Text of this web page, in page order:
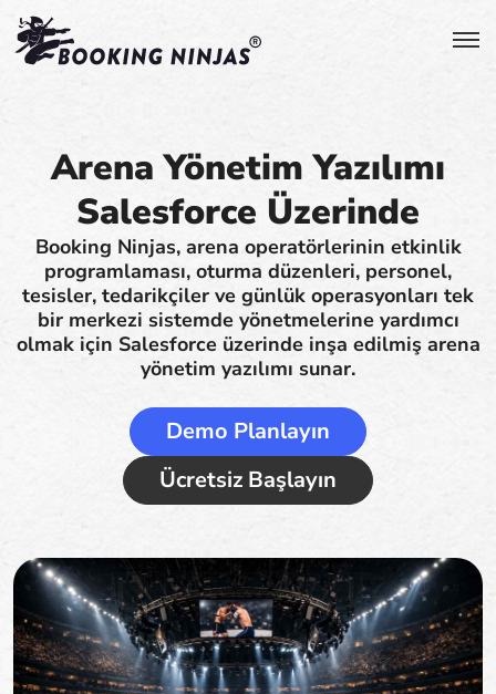
Arena Yönetim Yazılımı
Salesforce Üzerinde
Booking Ninjas, arena operatörlerinin etkinlik
programlaması, oturma düzenleri, personel,
tesisler, tedarikçiler ve günlük operasyonları tek
bir merkezi sistemde yönetmelerine yardımcı
olmak için Salesforce üzerinde inşa edilmiş arena
yönetim yazılımı sunar.
Demo Planlayın
Ücretsiz Başlayın